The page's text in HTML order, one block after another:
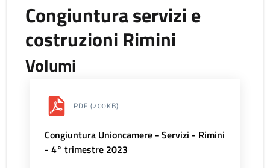
Congiuntura servizi e
costruzioni Rimini
Volumi
PDF (200KB)
Congiuntura Unioncamere - Servizi - Rimini
- 4° trimestre 2023